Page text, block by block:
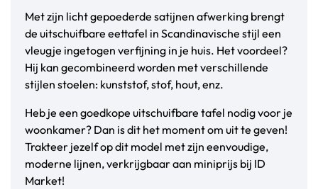
Met zijn licht gepoederde satijnen afwerking brengt
de uitschuifbare eettafel in Scandinavische stijl een
vleugje ingetogen verfijning in je huis. Het voordeel?
Hij kan gecombineerd worden met verschillende
stijlen stoelen: kunststof, stof, hout, enz.
Heb je een goedkope uitschuifbare tafel nodig voor je
woonkamer? Dan is dit het moment om uit te geven!
Trakteer jezelf op dit model met zijn eenvoudige,
moderne lijnen, verkrijgbaar aan miniprijs bij ID
Market!